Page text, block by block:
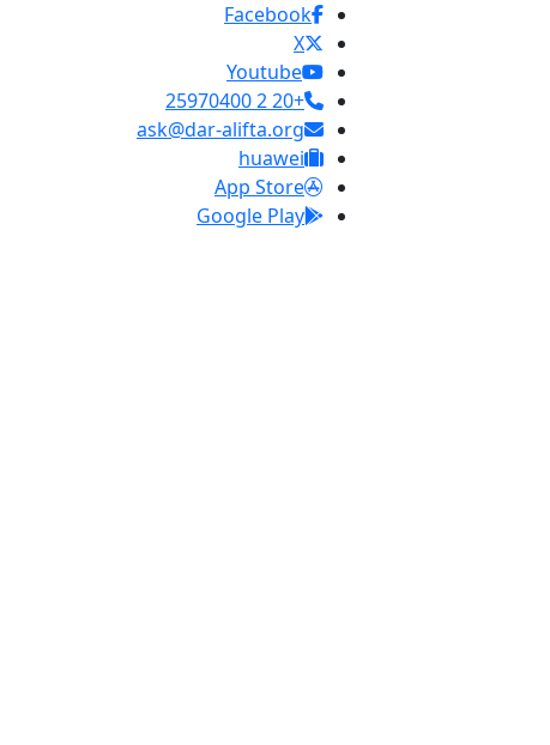
Facebook
X
Youtube
+20 2 25970400
ask@dar-alifta.org
huawei
App Store
Google Play